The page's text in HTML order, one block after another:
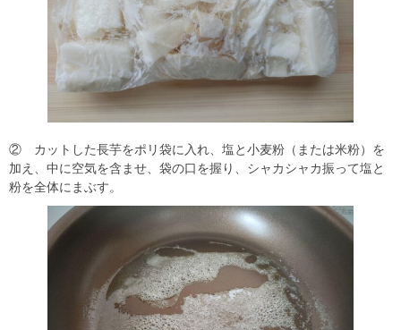
② カットした長芋をポリ袋に入れ、塩と小麦粉（または米粉）を
加え、中に空気を含ませ、袋の口を握り、シャカシャカ振って塩と
粉を全体にまぶす。